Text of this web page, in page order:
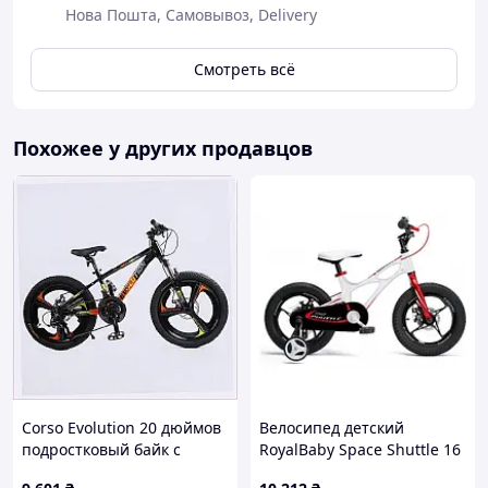
регулярные акции и подарки
лояльное отношение к клиентам
индивидуальный подход
Нова Пошта, Самовывоз, Delivery
Смотреть всё
Похожее у других продавцов
Corso Evolution 20 дюймов
подростковый байк с
Велосипед детский
RoyalBaby Space Shuttle 16